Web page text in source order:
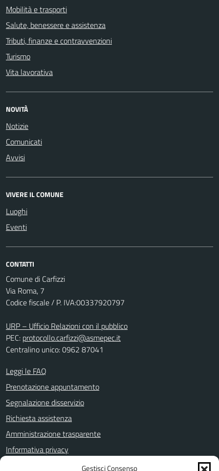
Gestisci Consenso
Mobilità e trasporti
Salute, benessere e assistenza
Tributi, finanze e contravvenzioni
Turismo
Vita lavorativa
NOVITÀ
Notizie
Comunicati
Avvisi
VIVERE IL COMUNE
Luoghi
Eventi
CONTATTI
Comune di Carfizzi
Via Roma, 7
Codice fiscale / P. IVA:00337920797
URP – Ufficio Relazioni con il pubblico
PEC: protocollo.carfizzi@asmepec.it
Centralino unico: 0962 87041
Leggi le FAQ
Prenotazione appuntamento
Segnalazione disservizio
Richiesta assistenza
Amministrazione trasparente
Informativa privacy